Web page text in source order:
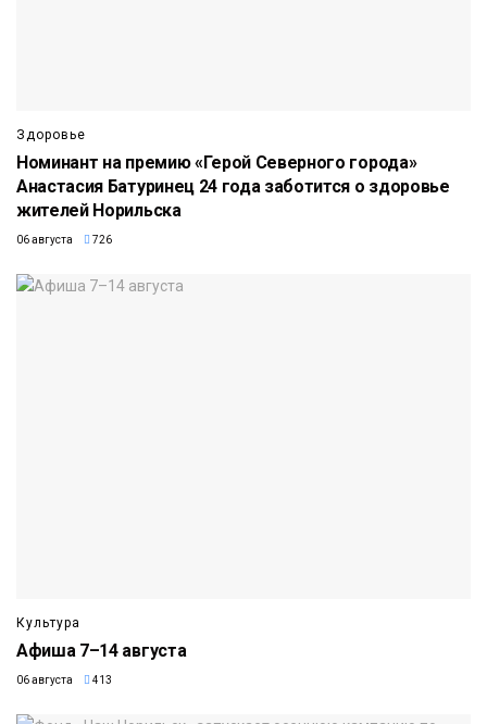
Здоровье
Номинант на премию «Герой Северного города»
Анастасия Батуринец 24 года заботится о здоровье
жителей Норильска
06 августа 726
Культура
Афиша 7–14 августа
06 августа 413